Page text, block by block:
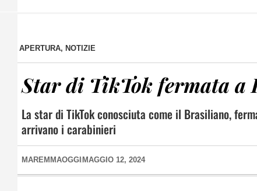
APERTURA, NOTIZIE
Star di TikTok fermata a
La star di TikTok conosciuta come il Brasiliano,
arrivano i carabinieri
MAREMMAOGGI MAGGIO 12, 2024